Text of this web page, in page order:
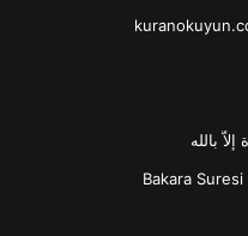
Bakara